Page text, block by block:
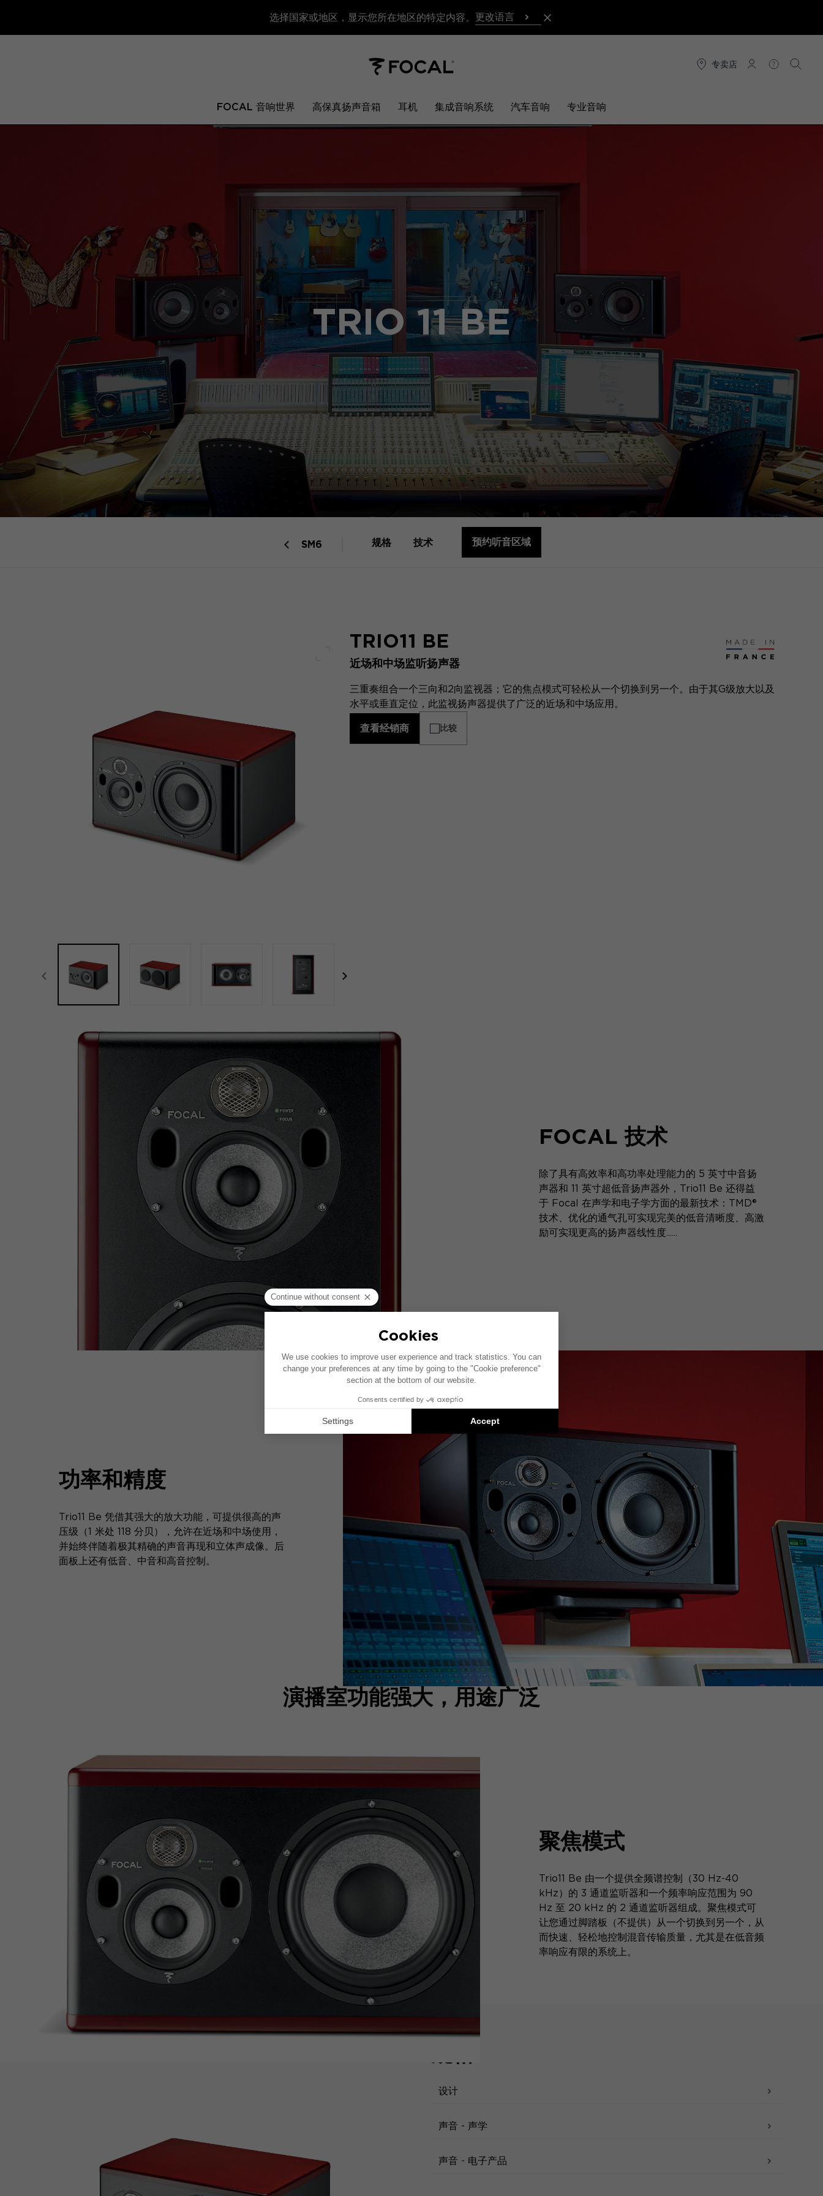
选择国家或地区，显示您所在地区的特定内容。 更改语言
专卖店
连接 帮助 搜索
FOCAL 音响世界 高保真扬声音箱 耳机 集成音响系统 汽车音响 专业音响
TRIO 11 BE
SM6 规格 技术 预约听音区域
focal-naim-frontent::misc.prev_label focal-naim-frontent::misc.next_label
全屏幕
TRIO11 BE
近场和中场监听扬声器
三重奏组合一个三向和2向监视器；它的焦点模式可轻松从一个切换到另一个。由于其G级放大以及
水平或垂直定位，此监视扬声器提供了广泛的近场和中场应用。
查看经销商 比较
FOCAL 技术
除了具有高效率和高功率处理能力的 5 英寸中音扬
声器和 11 英寸超低音扬声器外，Trio11 Be 还得益
于 Focal 在声学和电子学方面的最新技术：TMD®
技术、优化的通气孔可实现完美的低音清晰度、高激
励可实现更高的扬声器线性度......
功率和精度
Trio11 Be 凭借其强大的放大功能，可提供很高的声
压级（1 米处 118 分贝），允许在近场和中场使用，
并始终伴随着极其精确的声音再现和立体声成像。后
面板上还有低音、中音和高音控制。
演播室功能强大，用途广泛
聚焦模式
Trio11 Be 由一个提供全频谱控制（30 Hz-40
kHz）的 3 通道监听器和一个频率响应范围为 90
Hz 至 20 kHz 的 2 通道监听器组成。聚焦模式可
让您通过脚踏板（不提供）从一个切换到另一个，从
而快速、轻松地控制混音传输质量，尤其是在低音频
率响应有限的系统上。
设计
声音 - 声学
声音 - 电子产品